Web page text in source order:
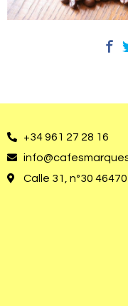
+34 961 27 28 16
Calle 31, nº30